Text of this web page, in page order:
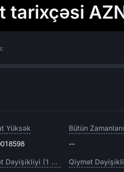
tarixçəsi
Yüksək
--
Qiymət Dəyişikliyi (1 gün)